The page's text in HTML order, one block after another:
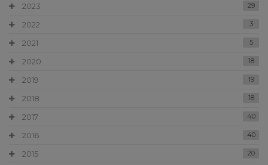
2023 29
2022 3
2021 5
2020 18
2019 19
2018 18
2017 40
2016 40
2015 20